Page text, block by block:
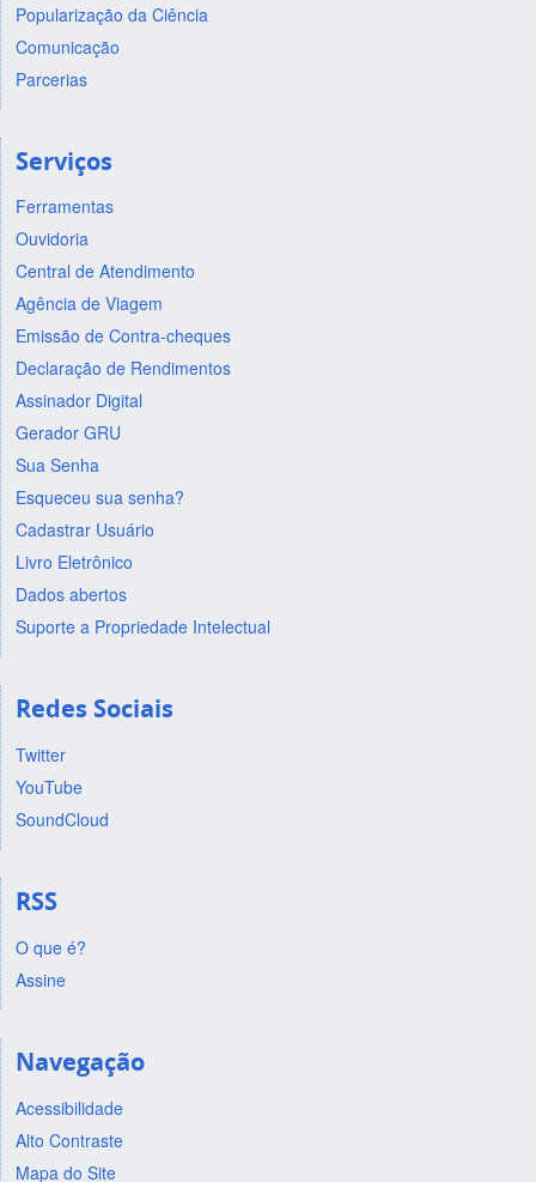
Popularização da Ciência
Comunicação
Parcerias
Serviços
Ferramentas
Ouvidoria
Central de Atendimento
Agência de Viagem
Emissão de Contra-cheques
Declaração de Rendimentos
Assinador Digital
Gerador GRU
Sua Senha
Esqueceu sua senha?
Cadastrar Usuário
Livro Eletrônico
Dados abertos
Suporte a Propriedade Intelectual
Redes Sociais
Twitter
YouTube
SoundCloud
RSS
O que é?
Assine
Navegação
Acessibilidade
Alto Contraste
Mapa do Site